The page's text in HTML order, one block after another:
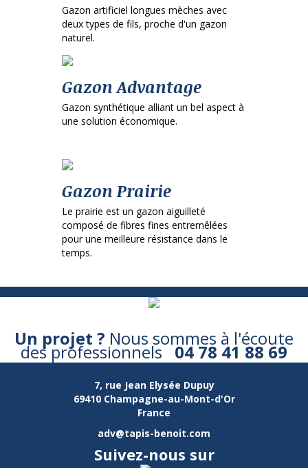
Gazon artificiel longues mèches avec
deux types de fils, proche d'un gazon
naturel.
Gazon Advantage
Gazon synthétique alliant un bel aspect à
une solution économique.
Gazon Prairie
Le prairie est un gazon aiguilleté
composé de fibres fines entremêlées
pour une meilleure résistance dans le
temps.
Un projet ? Nous sommes à l'écoute
des professionnels04 78 41 88 69
7, rue Jean Elysée Dupuy
69410 Champagne-au-Mont-d'Or
France
adv@tapis-benoit.com
Suivez-nous sur